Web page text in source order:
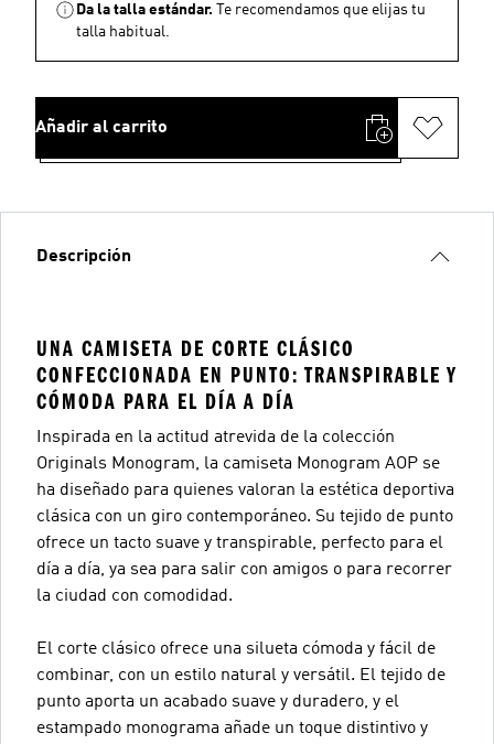
Da la talla estándar.
Te recomendamos que elijas tu
talla habitual.
Añadir al carrito
Descripción
UNA CAMISETA DE CORTE CLÁSICO
CONFECCIONADA EN PUNTO: TRANSPIRABLE Y
CÓMODA PARA EL DÍA A DÍA
Inspirada en la actitud atrevida de la colección
Originals Monogram, la camiseta Monogram AOP se
ha diseñado para quienes valoran la estética deportiva
clásica con un giro contemporáneo. Su tejido de punto
ofrece un tacto suave y transpirable, perfecto para el
día a día, ya sea para salir con amigos o para recorrer
la ciudad con comodidad.
El corte clásico ofrece una silueta cómoda y fácil de
combinar, con un estilo natural y versátil. El tejido de
punto aporta un acabado suave y duradero, y el
estampado monograma añade un toque distintivo y